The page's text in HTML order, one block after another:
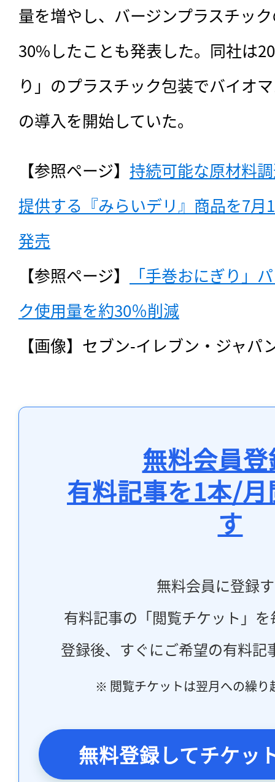
量を増やし、バージンプラスチッ
30%したことも発表した。同社は
り」のプラスチック包装でバイオ
の導入を開始していた。
【参照ページ】 持続可能な原材料
提供する『みらいデリ』商品を7月
発売
【参照ページ】
「手巻おにぎり」
ク使用量を約30％削減
【画像】セブン‐イレブン・ジャパ
無料会員
有料記事を1本/
す
無料会員に登録
有料記事の「閲覧チケット」
登録後、すぐにご希望の有料記
※ 閲覧チケットは翌月への繰り
無料登録してチケッ